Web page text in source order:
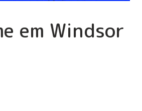
em Windsor